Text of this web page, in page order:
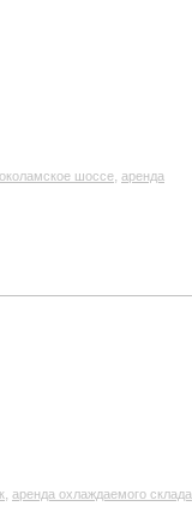
шоссе, аренда
, аренда охлаждаемого склада